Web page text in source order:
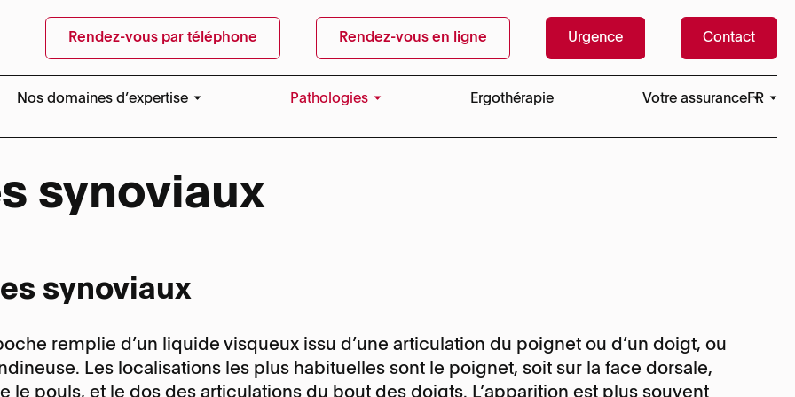
Rendez-vous par téléphone Rendez-vous en ligne Urgence Contact
Nos domaines d’expertise
Médecine esthétique des mains
Échographie
Pathologies
Lésion des tendons fléchisseurs
Lésion du TFCC
Ergothérapie Votre assurance FR
: Rue des Bains, 35 – 1205 Genève
: Rue des Bains, 35 – 1205 Genève
synoviaux
synoviaux
remplie d’un liquide visqueux issu d’une articulation du poignet ou d’un doigt, ou
Les localisations les plus habituelles sont le poignet, soit sur la face dorsale,
le pouls, et le dos des articulations du bout des doigts. L’apparition est plus souvent